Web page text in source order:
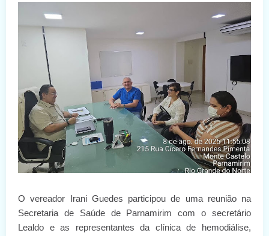
O vereador Irani Guedes participou de uma reunião na
Secretaria de Saúde de Parnamirim com o secretário
Lealdo e as representantes da clínica de hemodiálise,